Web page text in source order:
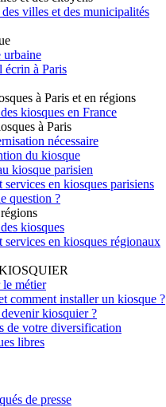
des villes et des municipalités
urbaine
écrin à Paris
à Paris et en régions
kiosques en France
à Paris
nécessaire
du kiosque
kiosque parisien
services en kiosques parisiens
question ?
kiosques
services en kiosques régionaux
métier
comment installer un kiosque ?
kiosquier ?
de votre diversification
libres
de presse